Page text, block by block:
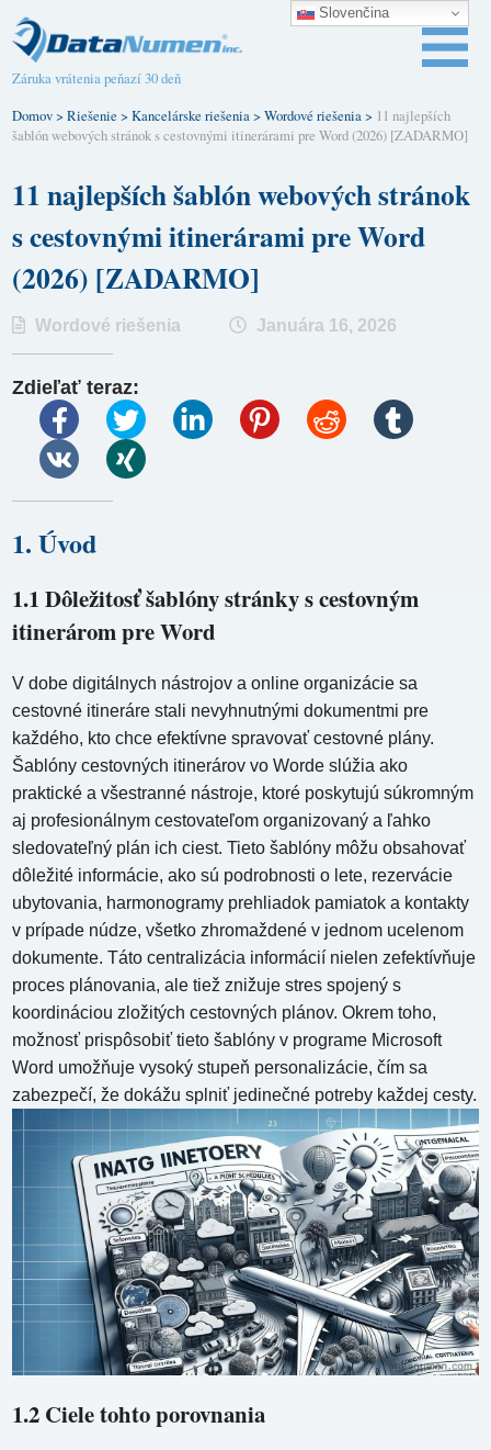
Záruka vrátenia peňazí 30 deň
Domov>Riešenie >Kancelárske riešenia>Wordové riešenia> 11 najlepších
šablón webových stránok s cestovnými itinerárami pre Word (2026) [ZADARMO]
11 najlepších šablón webových stránok
s cestovnými itinerárami pre Word
(2026) [ZADARMO]
Wordové riešenia Januára 16, 2026
Zdieľať teraz:
1. Úvod
1.1 Dôležitosť šablóny stránky s cestovným
itinerárom pre Word
V dobe digitálnych nástrojov a online organizácie sa
cestovné itineráre stali nevyhnutnými dokumentmi pre
každého, kto chce efektívne spravovať cestovné plány.
Šablóny cestovných itinerárov vo Worde slúžia ako
praktické a všestranné nástroje, ktoré poskytujú súkromným
aj profesionálnym cestovateľom organizovaný a ľahko
sledovateľný plán ich ciest. Tieto šablóny môžu obsahovať
dôležité informácie, ako sú podrobnosti o lete, rezervácie
ubytovania, harmonogramy prehliadok pamiatok a kontakty
v prípade núdze, všetko zhromaždené v jednom ucelenom
dokumente. Táto centralizácia informácií nielen zefektívňuje
proces plánovania, ale tiež znižuje stres spojený s
koordináciou zložitých cestovných plánov. Okrem toho,
možnosť prispôsobiť tieto šablóny v programe Microsoft
Word umožňuje vysoký stupeň personalizácie, čím sa
zabezpečí, že dokážu splniť jedinečné potreby každej cesty.
1.2 Ciele tohto porovnania
Slovenčina